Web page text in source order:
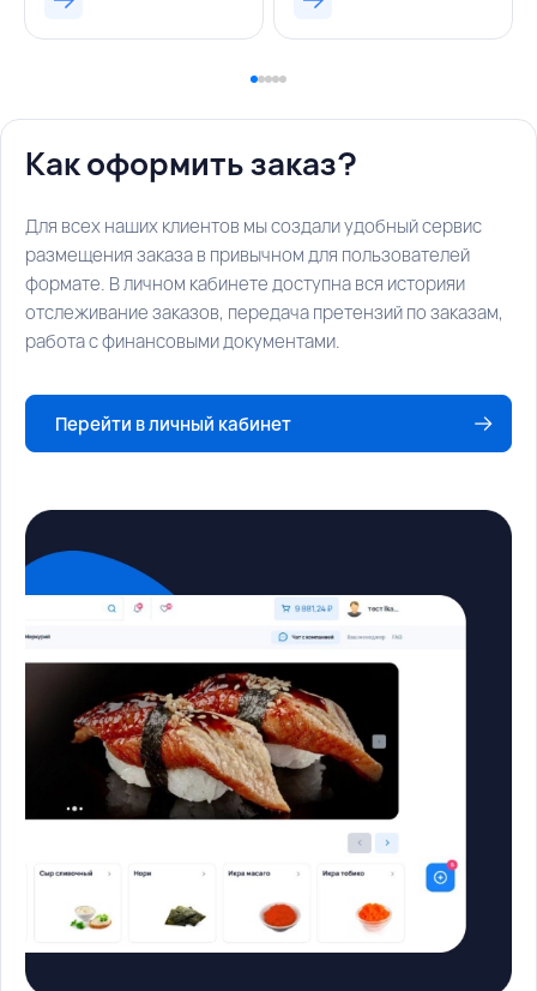
Как оформить заказ?
Для всех наших клиентов мы создали удобный сервис
размещения заказа в привычном для пользователей
формате. В личном кабинете доступна вся историяи
отслеживание заказов, передача претензий по заказам,
работа с финансовыми документами.
Перейти в личный кабинет